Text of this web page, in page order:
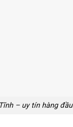
– uy tín hàng đầu